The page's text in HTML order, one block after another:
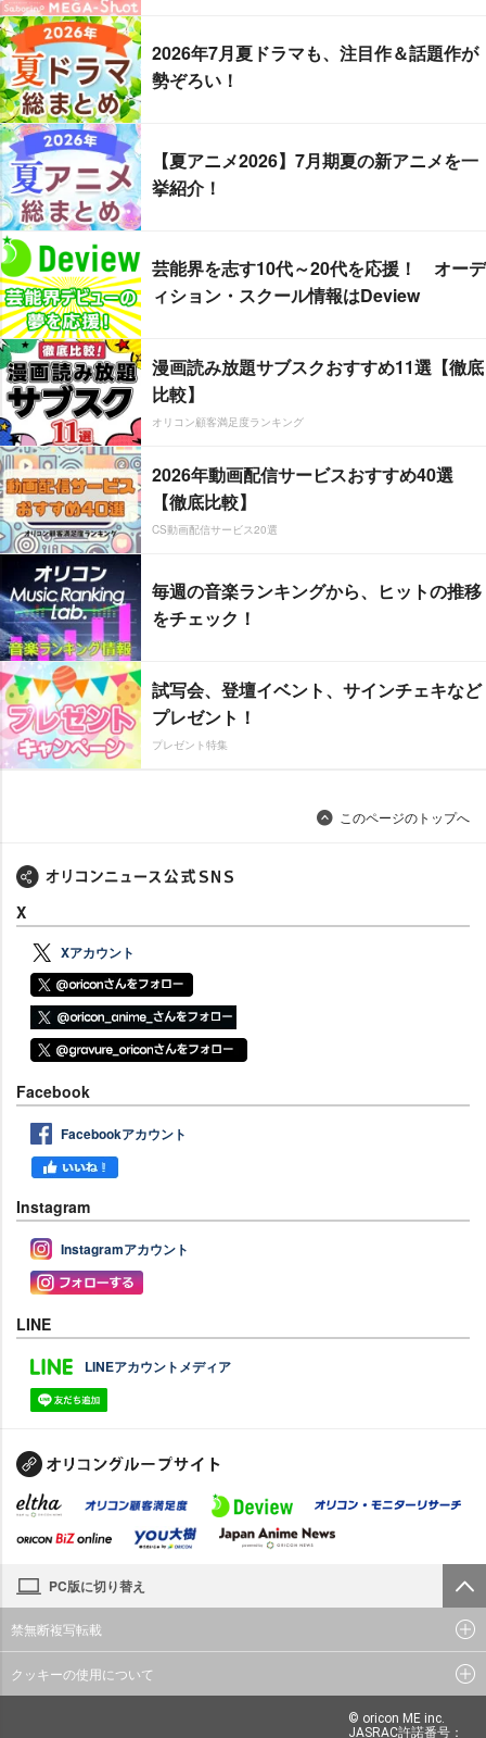
2026年7月夏ドラマも、注目作＆話題作が
勢ぞろい！
【夏アニメ2026】7月期夏の新アニメを一
挙紹介！
芸能界を志す10代～20代を応援！ オーデ
ィション・スクール情報はDeview
漫画読み放題サブスクおすすめ11選【徹底
比較】
オリコン顧客満足度ランキング
2026年動画配信サービスおすすめ40選
【徹底比較】
CS動画配信サービス20選
毎週の音楽ランキングから、ヒットの推移
をチェック！
試写会、登壇イベント、サインチェキなど
プレゼント！
プレゼント特集
このページのトップへ
X
Xアカウント
Facebook
Facebookアカウント
Instagram
Instagramアカウント
LINE
LINEアカウントメディア
PC版に切り替え
禁無断複写転載
クッキーの使用について
© oricon ME inc.
JASRAC許諾番号：